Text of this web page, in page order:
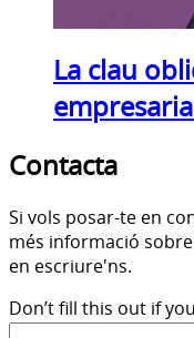
La clau
Contacta
Si vols posar-te en
més informació
en escriure'ns.
Don’t fill this out if